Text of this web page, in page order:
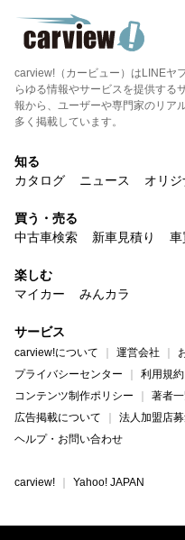
carview!（カービュー）はLINEヤ
らゆる情報やサービスを提供する
報から、ユーザーや専門家のリア
多く掲載しています。
知る
カタログ
ニュース オリ
買う・売る
中古車検索
新車見積り 車
楽しむ
マイカー
みんカラ
サービス
carview!について 運営会社
プライバシーセンター
利用規約
コンテンツ制作ポリシー
著者
広告掲載について
法人加盟店
ヘルプ・お問い合わせ
carview! Yahoo! JAPAN